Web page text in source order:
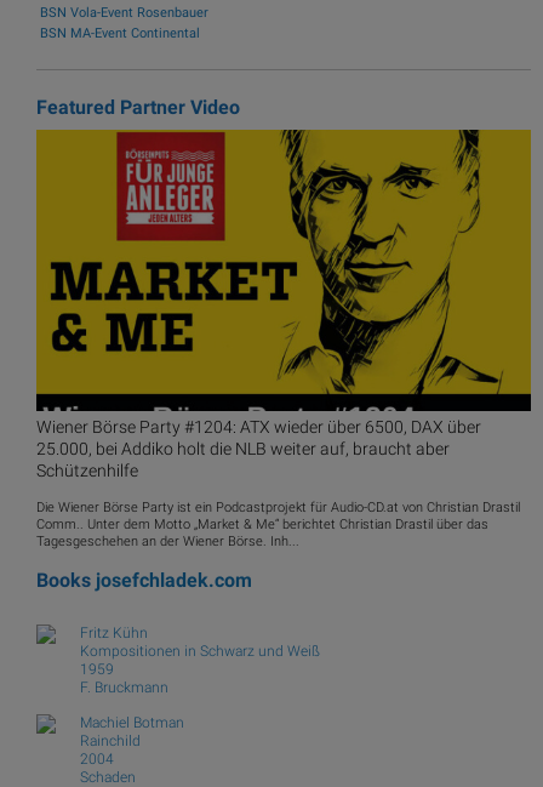
BSN Vola-Event Rosenbauer
BSN MA-Event Continental
Featured Partner Video
Wiener Börse Party #1204: ATX wieder über 6500, DAX über
25.000, bei Addiko holt die NLB weiter auf, braucht aber
Schützenhilfe
Die Wiener Börse Party ist ein Podcastprojekt für Audio-CD.at von Christian Drastil
Comm.. Unter dem Motto „Market & Me“ berichtet Christian Drastil über das
Tagesgeschehen an der Wiener Börse. Inh...
Books josefchladek.com
Fritz Kühn
Kompositionen in Schwarz und Weiß
1959
F. Bruckmann
Machiel Botman
Rainchild
2004
Schaden